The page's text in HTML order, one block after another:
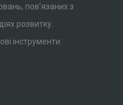
пов’язаних з
розвитку.
інструменти.